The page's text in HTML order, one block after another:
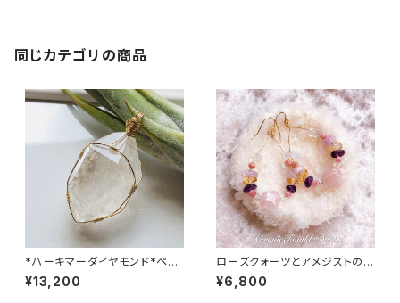
同じカテゴリの商品
*ハーキマーダイヤモンド*ペン
ダントトップ
¥13,200
ローズクォーツとアメジストのハ
ートピアス
¥6,800